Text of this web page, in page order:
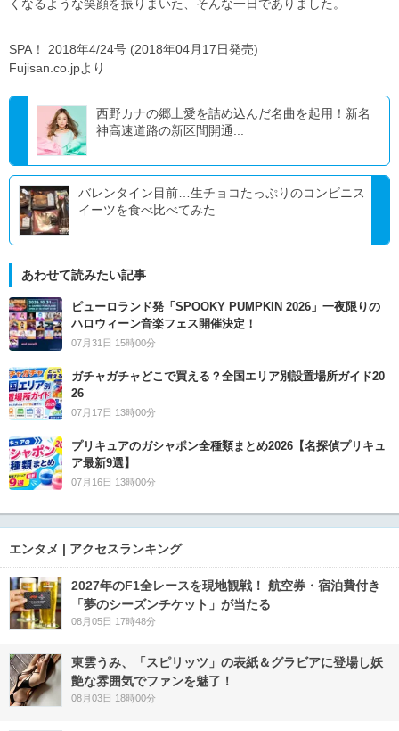
くなるような笑顔を振りまいた、そんな一日でありました。
SPA！ 2018年4/24号 (2018年04月17日発売)
Fujisan.co.jpより
西野カナの郷土愛を詰め込んだ名曲を起用！新名
神高速道路の新区間開通...
バレンタイン目前…生チョコたっぷりのコンビニス
イーツを食べ比べてみた
あわせて読みたい記事
ピューロランド発「SPOOKY PUMPKIN 2026」一夜限りの
ハロウィーン音楽フェス開催決定！
07月31日 15時00分
ガチャガチャどこで買える？全国エリア別設置場所ガイド20
26
07月17日 13時00分
プリキュアのガシャポン全種類まとめ2026【名探偵プリキュ
ア最新9選】
07月16日 13時00分
エンタメ | アクセスランキング
2027年のF1全レースを現地観戦！ 航空券・宿泊費付き
「夢のシーズンチケット」が当たる
08月05日 17時48分
東雲うみ、「スピリッツ」の表紙＆グラビアに登場し妖
艶な雰囲気でファンを魅了！
08月03日 18時00分